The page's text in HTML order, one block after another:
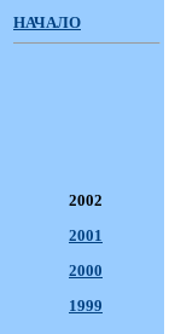
НАЧАЛО
2002
2001
2000
1999